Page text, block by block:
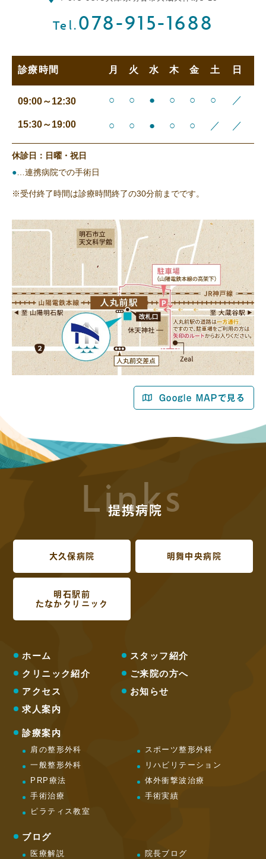
Tel. 078-915-1688
診療時間 月 火 水 木 金 土 日
09:00～12:30 ○ ○ ● ○ ○ ○ ／
15:30～19:00 ○ ○ ● ○ ○ ／ ／
休診日：日曜・祝日
●…連携病院での手術日
※受付終了時間は診療時間終了の30分前までです。
Google MAPで見る
Links
提携病院
大久保病院 明舞中央病院
明石駅前
たなかクリニック
ホーム
スタッフ紹介
クリニック紹介
ご来院の方へ
アクセス
お知らせ
求人案内
診療案内
肩の整形外科
スポーツ整形外科
一般整形外科
リハビリテーション
PRP療法
体外衝撃波治療
手術治療
手術実績
ピラティス教室
ブログ
医療解説 院長ブログ